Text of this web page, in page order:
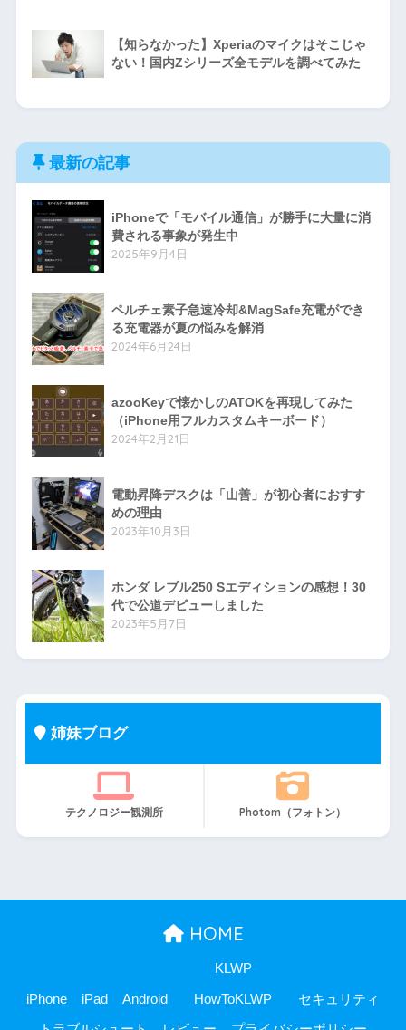
【知らなかった】Xperiaのマイクはそこじゃ
ない！国内Zシリーズ全モデルを調べてみた
最新の記事
iPhoneで「モバイル通信」が勝手に大量に消
費される事象が発生中
2025年9月4日
ペルチェ素子急速冷却&MagSafe充電ができ
る充電器が夏の悩みを解消
2024年6月24日
azooKeyで懐かしのATOKを再現してみた
（iPhone用フルカスタムキーボード）
2024年2月21日
電動昇降デスクは「山善」が初心者におすす
めの理由
2023年10月3日
ホンダ レブル250 Sエディションの感想！30
代で公道デビューしました
2023年5月7日
姉妹ブログ
テクノロジー観測所 Photom（フォトン）
HOME
iPhone iPad Android
KLWP
HowToKLWP セキュリティ